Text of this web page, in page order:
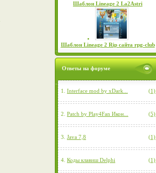
Шаблон Lineage 2 La2Astri
Шаблон Lineage 2 Rip сайта rpg-club
Ответы на форуме
1. Interface mod by xDark... (1)
2. Patch by Play4Fan Икон... (5)
3. Java 7,8 (1)
4. Коды клавиш Delphi (1)